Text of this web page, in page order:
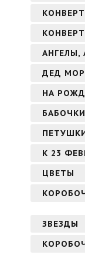
АНГЕЛЫ,
ДЕД
НА
БАБОЧКИ
К 23
ЦВЕТЫ
ЗВЕЗДЫ